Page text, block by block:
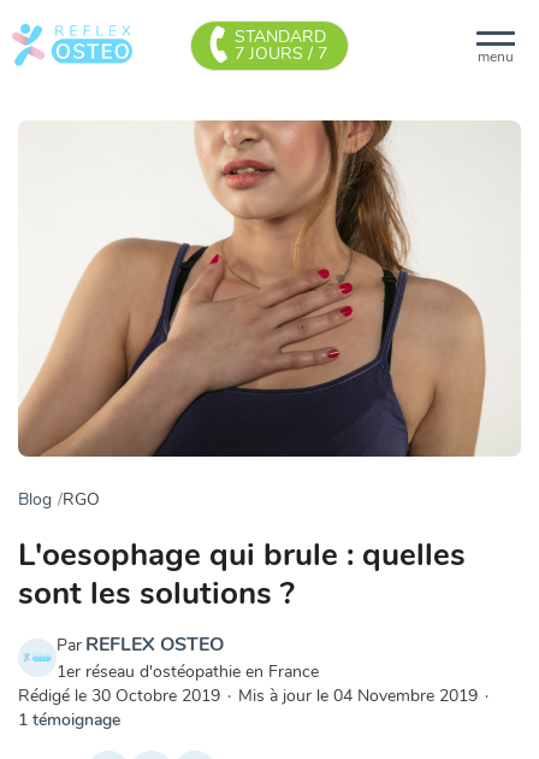
menu
STANDARD
7 JOURS / 7
Blog RGO
L'oesophage qui brule : quelles
sont les solutions ?
Par REFLEX OSTEO
1er réseau d'ostéopathie en France
Rédigé le 30 Octobre 2019 · Mis à jour le 04 Novembre 2019 ·
1 témoignage